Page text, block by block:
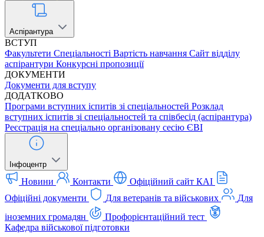
Аспірантура
ВСТУП
Факультети Спеціальності Вартість навчання Сайт відділу
аспірантури Конкурсні пропозиції
ДОКУМЕНТИ
Документи для вступу
ДОДАТКОВО
Програми вступних іспитів зі спеціальностей Розклад
вступних іспитів зі спеціальностей та співбесід (аспірантура)
Реєстрація на спеціально організовану сесію ЄВІ
Інфоцентр
Новини Контакти
Офіційний сайт КАІ
Офіційні документи
Для ветеранів та військових
Для
іноземних громадян
Профорієнтаційний тест
Кафедра військової підготовки